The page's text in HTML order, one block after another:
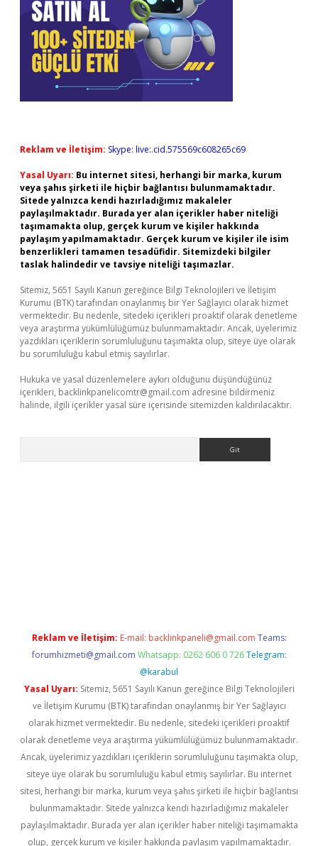
Reklam ve İletişim: Skype: live:.cid.575569c608265c69
Yasal Uyarı: Bu internet sitesi, herhangi bir marka, kurum
veya şahıs şirketi ile hiçbir bağlantısı bulunmamaktadır.
Sitede yalnızca kendi hazırladığımız makaleler
paylaşılmaktadır. Burada yer alan içerikler haber niteliği
taşımamakta olup, gerçek kurum ve kişiler hakkında
paylaşım yapılmamaktadır. Gerçek kurum ve kişiler ile isim
benzerlikleri tamamen tesadüfidir. Sitemizdeki bilgiler
taslak halindedir ve tavsiye niteliği taşımazlar.
Sitemiz, 5651 Sayılı Kanun gereğince Bilgi Teknolojileri ve İletişim
Kurumu (BTK) tarafından onaylanmış bir Yer Sağlayıcı olarak hizmet
vermektedir. Bu nedenle, sitedeki içerikleri proaktif olarak denetleme
veya araştırma yükümlülüğümüz bulunmamaktadır. Ancak, üyelerimiz
yazdıkları içeriklerin sorumluluğunu taşımakta olup, siteye üye olarak
bu sorumluluğu kabul etmiş sayılırlar.
Hukuka ve yasal düzenlemelere aykırı olduğunu düşündüğünüz
içerikleri, backlinkpanelicomtr@gmail.com adresine bildirmeniz
halinde, ilgili içerikler yasal süre içerisinde sitemizden kaldırılacaktır.
Reklam ve İletişim: E-mail: backlinkpaneli@gmail.com Teams:
forumhizmeti@gmail.com Whatsapp: 0262 606 0 726 Telegram:
@karabul
Yasal Uyarı: Sitemiz, 5651 Sayılı Kanun gereğince Bilgi Teknolojileri
ve İletişim Kurumu (BTK) tarafından onaylanmış bir Yer Sağlayıcı
olarak hizmet vermektedir. Bu nedenle, sitedeki içerikleri proaktif
olarak denetleme veya araştırma yükümlülüğümüz bulunmamaktadır.
Ancak, üyelerimiz yazdıkları içeriklerin sorumluluğunu taşımakta olup,
siteye üye olarak bu sorumluluğu kabul etmiş sayılırlar. Bu internet
sitesi, herhangi bir marka, kurum veya şahıs şirketi ile hiçbir bağlantısı
bulunmamaktadır. Sitede yalnızca kendi hazırladığımız makaleler
paylaşılmaktadır. Burada yer alan içerikler haber niteliği taşımamakta
olup, gerçek kurum ve kişiler hakkında paylaşım yapılmamaktadır.